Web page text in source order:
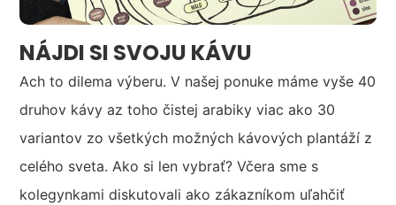
NÁJDI SI SVOJU KÁVU
Ach to dilema výberu. V našej ponuke máme vyše 40
druhov kávy az toho čistej arabiky viac ako 30
variantov zo všetkých možných kávových plantáží z
celého sveta. Ako si len vybrať? Včera sme s
kolegynkami diskutovali ako zákazníkom uľahčiť